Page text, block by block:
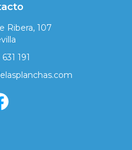
Ribera, 107
191